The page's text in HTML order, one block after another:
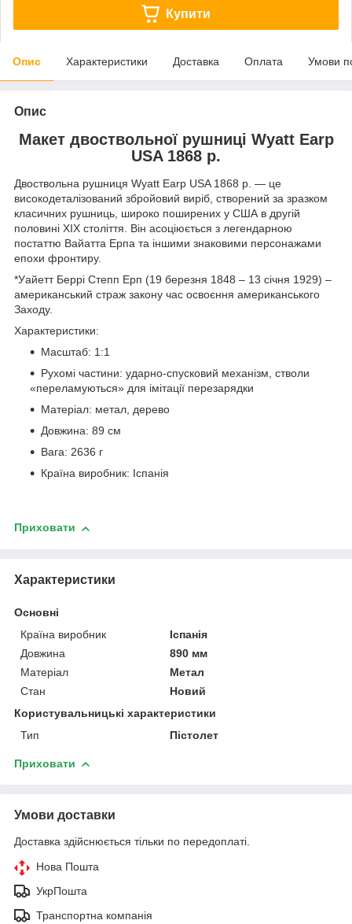
Купити
Опис Характеристики Доставка Оплата Умови
Опис
Макет двоствольної рушниці Wyatt Earp
USA 1868 р.
Двоствольна рушниця Wyatt Earp USA 1868 р. — це
високодеталізований збройовий виріб, створений за зразком
класичних рушниць, широко поширених у США в другій
половині XIX століття. Він асоціюється з легендарною
постаттю Вайатта Ерпа та іншими знаковими персонажами
епохи фронтиру.
*Уайетт Беррі Степп Ерп (19 березня 1848 – 13 січня 1929) –
американський страж закону час освоєння американського
Заходу.
Характеристики:
Масштаб: 1:1
Рухомі частини: ударно-спусковий механізм, стволи
«переламуються» для імітації перезарядки
Матеріал: метал, дерево
Довжина: 89 см
Вага: 2636 г
Країна виробник: Іспанія
Приховати
Характеристики
Основні
Країна виробник
Іспанія
Довжина
890 мм
Матеріал
Метал
Стан
Новий
Користувальницькі характеристики
Тип
Пістолет
Приховати
Умови доставки
Доставка здійснюється тільки по передоплаті.
Нова Пошта
УкрПошта
Транспортна компанія